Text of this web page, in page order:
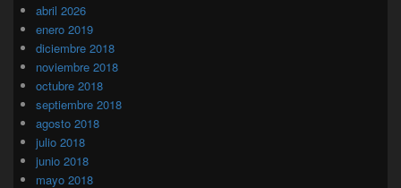
abril 2026
enero 2019
diciembre 2018
noviembre 2018
octubre 2018
septiembre 2018
agosto 2018
julio 2018
junio 2018
mayo 2018